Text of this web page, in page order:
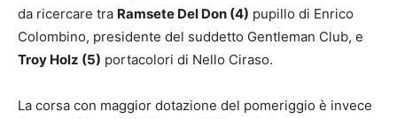
da ricercare tra Ramsete Del Don (4) pupillo di Enrico
Colombino, presidente del suddetto Gentleman Club, e
Troy Holz (5) portacolori di Nello Ciraso.
La corsa con maggior dotazione del pomeriggio è invece